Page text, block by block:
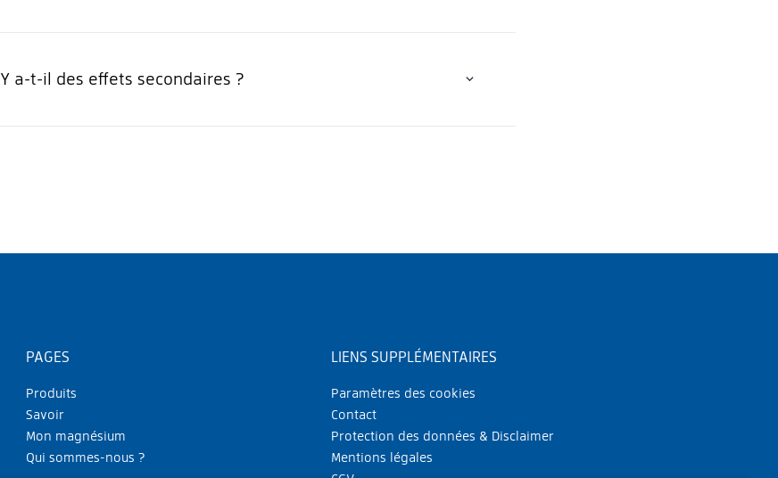
Y a-t-il des effets secondaires ?
PAGES
Produits
Savoir
Mon magnésium
Qui sommes-nous ?
LIENS SUPPLÉMENTAIRES
Paramètres des cookies
Contact
Protection des données & Disclaimer
Mentions légales